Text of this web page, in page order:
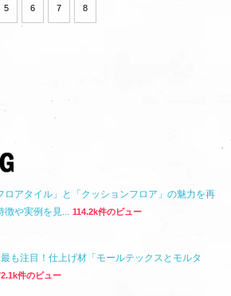
5 6 7 8
ロアタイル」と「クッションフロア」の魅力を再
徴や実例を見...
114.2k件のビュー
も注目！仕上げ材「モールテックスとモルタ
件のビュー